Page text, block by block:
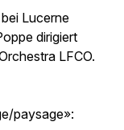
Lucerne
dirigiert
LFCO.
paysage»: